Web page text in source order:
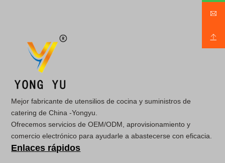
Mejor fabricante de utensilios de cocina y suministros de
catering de China -Yongyu.
Ofrecemos servicios de OEM/ODM, aprovisionamiento y
comercio electrónico para ayudarle a abastecerse con eficacia.
Enlaces rápidos